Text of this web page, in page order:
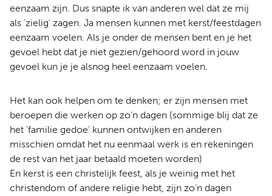
eenzaam zijn. Dus snapte ik van anderen wel dat ze mij
als 'zielig' zagen. Ja mensen kunnen met kerst/feestdagen
eenzaam voelen. Als je onder de mensen bent en je het
gevoel hebt dat je niet gezien/gehoord word in jouw
gevoel kun je je alsnog heel eenzaam voelen.
Het kan ook helpen om te denken; er zijn mensen met
beroepen die werken op zo'n dagen (sommige blij dat ze
het 'familie gedoe' kunnen ontwijken en anderen
misschien omdat het nu eenmaal werk is en rekeningen
de rest van het jaar betaald moeten worden)
En kerst is een christelijk feest, als je weinig met het
christendom of andere religie hebt, zijn zo'n dagen